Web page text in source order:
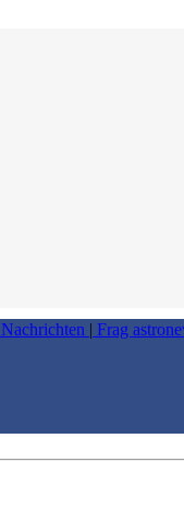
Nachrichten | Frag